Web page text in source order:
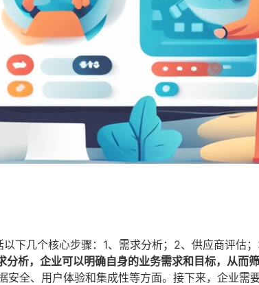
下几个核心步骤：1、需求分析；2、供应商评估；
分析，企业可以明确自身的业务需求和目标，从而
安全、用户体验和集成性等方面。接下来，企业需